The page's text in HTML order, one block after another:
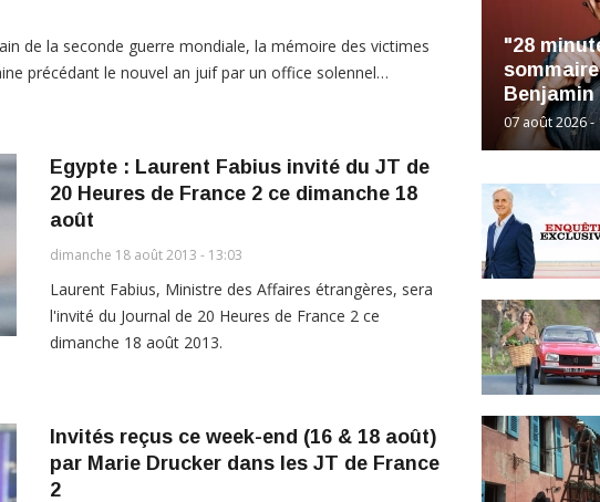
de la seconde guerre mondiale, la mémoire des victimes
précédant le nouvel an juif par un office solennel…
Egypte : Laurent Fabius invité du JT de
20 Heures de France 2 ce dimanche 18
août
dimanche 18 août 2013 - 13:03
Laurent Fabius, Ministre des Affaires étrangères, sera
l'invité du Journal de 20 Heures de France 2 ce
dimanche 18 août 2013.
Invités reçus ce week-end (16 & 18 août)
par Marie Drucker dans les JT de France
2
"28
07 août 2026 -